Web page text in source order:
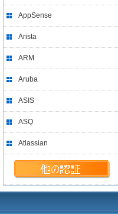
AppSense
Arista
ARM
Aruba
ASIS
ASQ
Atlassian